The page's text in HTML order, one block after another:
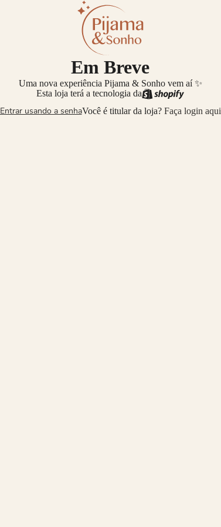
Em Breve
Uma nova experiência Pijama & Sonho vem aí ✨
Esta loja terá a tecnologia da
Entrar usando a senhaVocê é titular da loja? Faça login aqui